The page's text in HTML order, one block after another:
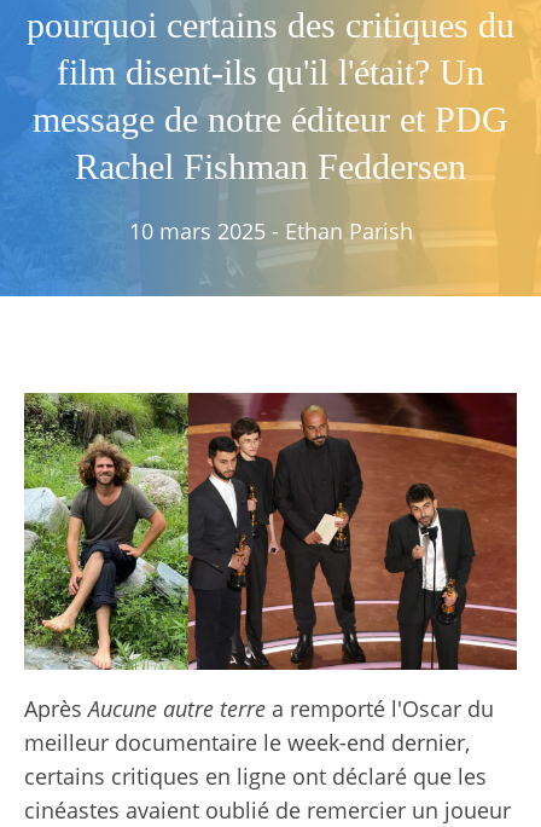
pourquoi certains des critiques du
film disent-ils qu'il l'était? Un
message de notre éditeur et PDG
Rachel Fishman Feddersen
10 mars 2025 - Ethan Parish
AprèsAucune autre terre a remporté l'Oscar du
meilleur documentaire le week-end dernier,
certains critiques en ligne ont déclaré que les
cinéastes avaient oublié de remercier un joueur